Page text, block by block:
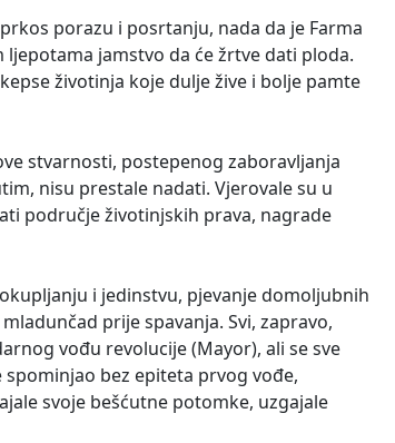
porazu i posrtanju, nada da je Farma
jamstvo da će žrtve dati ploda.
životinja koje dulje žive i bolje pamte
stvarnosti, postepenog zaboravljanja
nisu prestale nadati. Vjerovale su u
područje životinjskih prava, nagrade
i jedinstvu, pjevanje domoljubnih
prije spavanja. Svi, zapravo,
vođu revolucije (Mayor), ali se sve
bez epiteta prvog vođe,
svoje bešćutne potomke, uzgajale